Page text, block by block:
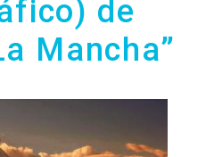
de
Mancha”